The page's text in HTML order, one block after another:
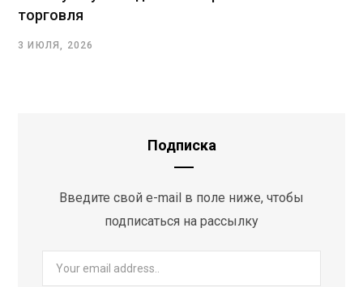
торговля
3 ИЮЛЯ, 2026
Подписка
Введите свой e-mail в поле ниже, чтобы
подписаться на рассылку